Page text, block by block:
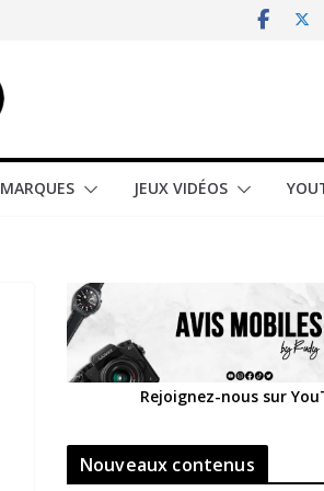
MARQUES JEUX VIDÉOS
Rejoignez-nous sur
Nouveaux contenus